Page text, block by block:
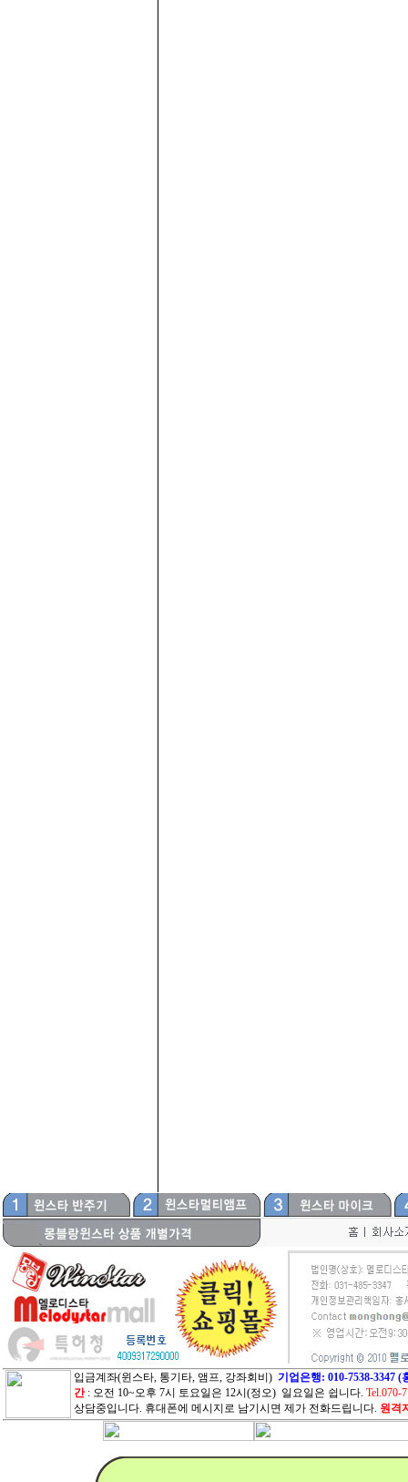
입금계좌(윈스타, 통기타, 앰프, 강좌회비) 기업은행: 010-7538-3347
간 : 오전 10~오후 7시 토요일은 12시(정오) 일요일은 쉽니다. Tel.070-
상담중입니다. 휴대폰에 메시지로 남기시면 제가 전화드립니다. 원격